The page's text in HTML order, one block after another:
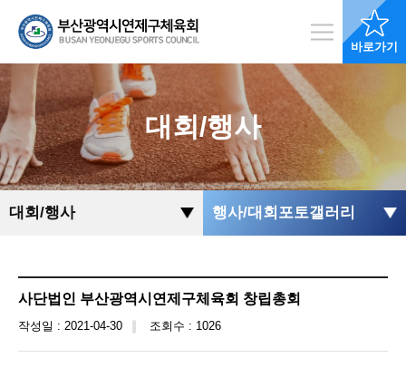
바로가기
대회/행사
대회/행사 행사/대회포토갤러리
사단법인 부산광역시연제구체육회 창립총회
작성일 : 2021-04-30 조회수 : 1026